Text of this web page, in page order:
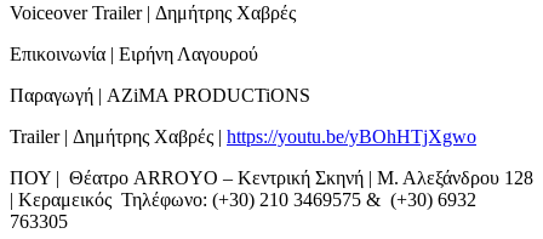
Voiceover Trailer | Δημήτρης Χαβρές
Επικοινωνία | Ειρήνη Λαγουρού
Παραγωγή | AZiMA PRODUCTiONS
Trailer | Δημήτρης Χαβρές | https://youtu.be/yBOhHTjXgwo
ΠΟΥ | Θέατρο ARROYO – Κεντρική Σκηνή | Μ. Αλεξάνδρου 128
| Κεραμεικός Τηλέφωνο: (+30) 210 3469575 & (+30) 6932
763305